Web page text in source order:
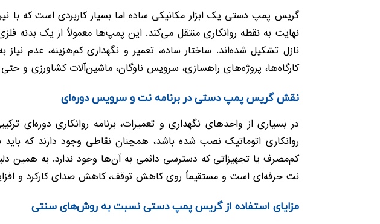
گریس پمپ دستی یک ابزار مکانیکی ساده اما بسیار کاربردی است که با
نهایت به نقطه روانکاری منتقل می‌کند. این پمپ‌ها معمولاً از یک بدنه
نازل تشکیل شده‌اند. ساختار ساده، تعمیر و نگهداری کم‌هزینه، عدم
کارگاه‌ها، پروژه‌های راهسازی، سرویس ناوگان، ماشین‌آلات
نقش گریس پمپ دستی در برنامه نت و سرویس دوره‌ای
در بسیاری از واحدهای نگهداری و تعمیرات، برنامه روانکاری
روانکاری اتوماتیک نصب شده باشد، همچنان نقاطی وجود دارند که باید
کم‌مصرف یا تجهیزاتی که دسترسی دائمی به آن‌ها وجود ندارد. به همین
نت حرفه‌ای است و مستقیماً روی کاهش توقف، کاهش صدای کارکرد و
مزایای استفاده از گریس پمپ دستی نسبت به روش‌های سنتی